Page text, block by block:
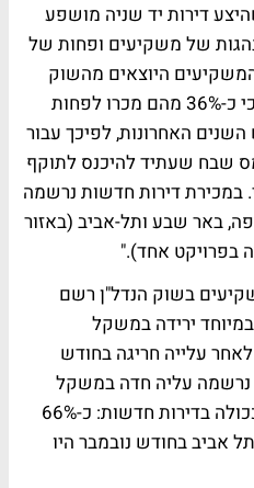
דירות יד שניה מושפע
של משקיעים ופחות של
המשקיעים היוצאים מהשוק
(מוכרים את דירתם) מלמדת כי כ-36% מהם מכרו לפחות
האחרונות, לפיכך עבור
שבח שעתיד להיכנס לתוקף
במכירת דירות חדשות נרשמה
באר שבע ותל-אביב (באזור
בפרויקט אחד)."
בשוק הנדל"ן רשם
ירידה במשקל
עלייה חריגה בחודש
נרשמה עליה חדה במשקל
המשקיעים, המתרכזת רובה ככולה בדירות חדשות: כ-66%
אביב בחודש נובמבר היו